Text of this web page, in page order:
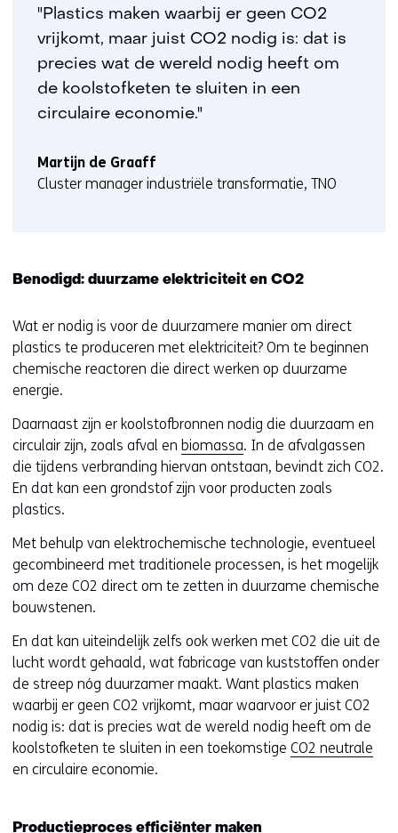
"Plastics maken waarbij er geen CO2
vrijkomt, maar juist CO2 nodig is: dat is
precies wat de wereld nodig heeft om
de koolstofketen te sluiten in een
circulaire economie."
Martijn de Graaff
Cluster manager industriële transformatie, TNO
Benodigd: duurzame elektriciteit en CO2
Wat er nodig is voor de duurzamere manier om direct
plastics te produceren met elektriciteit? Om te beginnen
chemische reactoren die direct werken op duurzame
energie.
Daarnaast zijn er koolstofbronnen nodig die duurzaam en
circulair zijn, zoals afval en biomassa. In de afvalgassen
die tijdens verbranding hiervan ontstaan, bevindt zich CO2.
En dat kan een grondstof zijn voor producten zoals
plastics.
Met behulp van elektrochemische technologie, eventueel
gecombineerd met traditionele processen, is het mogelijk
om deze CO2 direct om te zetten in duurzame chemische
bouwstenen.
En dat kan uiteindelijk zelfs ook werken met CO2 die uit de
lucht wordt gehaald, wat fabricage van kuststoffen onder
de streep nóg duurzamer maakt. Want plastics maken
waarbij er geen CO2 vrijkomt, maar waarvoor er juist CO2
nodig is: dat is precies wat de wereld nodig heeft om de
koolstofketen te sluiten in een toekomstige CO2 neutrale
en circulaire economie.
Productieproces efficiënter maken